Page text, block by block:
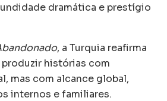
dramática e prestígio
, a Turquia reafirma
histórias com
mas com alcance global,
internos e familiares.